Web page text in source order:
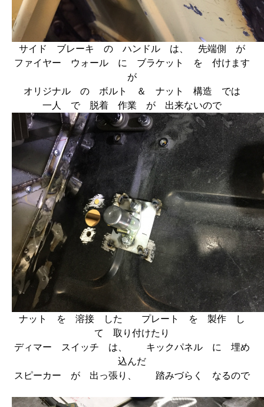
サイド ブレーキ の ハンドル は、 先端側 が
ファイヤー ウォール に ブラケット を 付けます
が
オリジナル の ボルト ＆ ナット 構造 では
一人 で 脱着 作業 が 出来ないので
ナット を 溶接 した プレート を 製作 し
て 取り付けたり
ディマー スイッチ は、 キックパネル に 埋め
込んだ
スピーカー が 出っ張り、 踏みづらく なるので